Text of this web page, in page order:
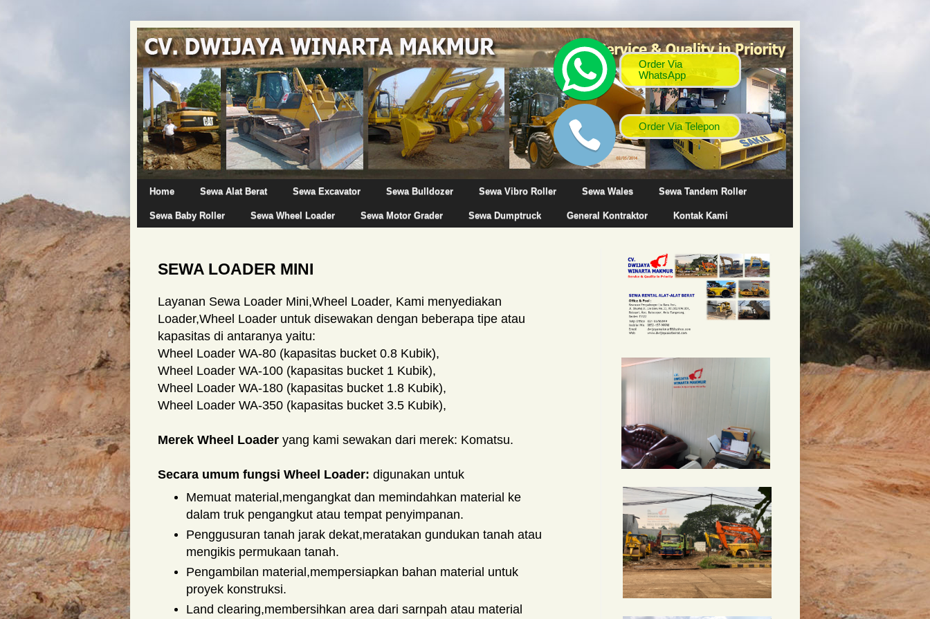
Home Sewa Alat Berat Sewa Excavator Sewa Bulldozer Sewa Vibro Roller Sewa Wales Sewa Tandem Roller
Sewa Baby Roller Sewa Wheel Loader Sewa Motor Grader Sewa Dumptruck General Kontraktor Kontak Kami
SEWA LOADER MINI
Layanan Sewa Loader Mini,Wheel Loader, Kami menyediakan
Loader,Wheel Loader untuk disewakan dengan beberapa tipe atau
kapasitas di antaranya yaitu:
Wheel Loader WA-80 (kapasitas bucket 0.8 Kubik),
Wheel Loader WA-100 (kapasitas bucket 1 Kubik),
Wheel Loader WA-180 (kapasitas bucket 1.8 Kubik),
Wheel Loader WA-350 (kapasitas bucket 3.5 Kubik),
Merek Wheel Loader yang kami sewakan dari merek: Komatsu.
Secara umum fungsi Wheel Loader: digunakan untuk
Memuat material,mengangkat dan memindahkan material ke
dalam truk pengangkut atau tempat penyimpanan.
Penggusuran tanah jarak dekat,meratakan gundukan tanah atau
mengikis permukaan tanah.
Pengambilan material,mempersiapkan bahan material untuk
proyek konstruksi.
Land clearing,membersihkan area dari sarnpah atau material